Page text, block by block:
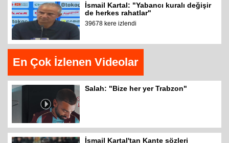
İsmail Kartal: "Yabancı kuralı değişir
de herkes rahatlar"
39678 kere izlendi
En Çok İzlenen Videolar
Salah: "Bize her yer Trabzon"
İsmail Kartal'tan Kante sözleri